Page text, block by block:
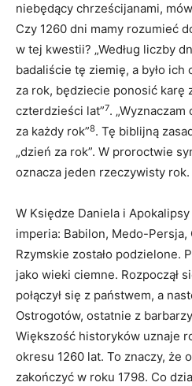
niebędący chrześcijanami,
Czy 1260 dni mamy rozumieć
w tej kwestii? „Według liczby
badaliście tę ziemię, a było
za rok, będziecie ponosić karę
czterdzieści lat”7.
za każdy rok”8. Tę biblijną
„dzień za rok”. W proroctwie
oznacza jeden rzeczywisty rok.
W Księdze Daniela i
imperia: Babilon, Medo-Persja,
Rzymskie zostało podzielone.
jako wieki ciemne. Rozpoczął
połączył się z państwem, a
Ostrogotów, ostatnie z
Większość historyków uznaje
okresu 1260 lat. To znaczy, że
zakończyć w roku 1798. Co